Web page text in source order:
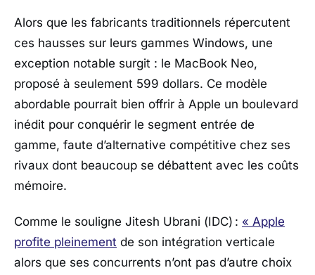
Alors que les fabricants traditionnels répercutent
ces hausses sur leurs gammes Windows, une
exception notable surgit : le MacBook Neo,
proposé à seulement 599 dollars. Ce modèle
abordable pourrait bien offrir à Apple un boulevard
inédit pour conquérir le segment entrée de
gamme, faute d’alternative compétitive chez ses
rivaux dont beaucoup se débattent avec les coûts
mémoire.
Comme le souligne Jitesh Ubrani (IDC) : « Apple
profite pleinement de son intégration verticale
alors que ses concurrents n’ont pas d’autre choix